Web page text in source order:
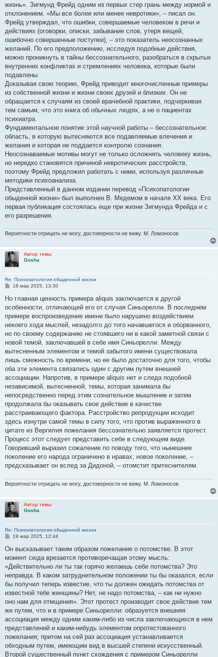
жизнь». Зигмунд Фрейд одним из первых стер грань между нормой и
отклонением. «Мы все более или менее невротики», – писал он.
Фрейд утверждал, что ошибки, совершаемые человеком в речи и
действиях (оговорки, описки, забывание слов, утеря вещей,
ошибочно совершенные поступки), – это показатель неосознанных
желаний. По его предположению, исследуя подобные действия,
можно проникнуть в тайны бессознательного, разобраться в скрытых
внутренних конфликтах и стремлениях человека, которые были
подавлены.
Доказывая свою теорию, Фрейд приводит многочисленные примеры
из собственной жизни и жизни своих друзей и близких. Он не
обращается к случаям из своей врачебной практики, подчеркивая
тем самым, что это книга об обычных людях, а не о пациентах
психиатра.
Фундаментальное понятие этой научной работы – бессознательное:
область, в которую вытесняются все подавляемые влечения и
желания и которая не поддается контролю сознания.
Неосознаваемые мотивы могут не только осложнять человеку жизнь,
но нередко становятся причиной невротических расстройств,
поэтому Фрейд предложил работать с ними, используя различные
методики психоанализа.
Представленный в данном издании перевод «Психопатологии
обыденной жизни» был выполнен В. Медемом в начале ХХ века. Его
первая публикация состоялась еще при жизни Зигмунда Фрейда и с
его разрешения.
Вероятности отрицать не могу, достоверности не вижу. М. Ломоносов
Автор темы
Gosha
Re: Психопатология обыденной жизни
С
о
щ
е
и
е
18 мар 2025, 13:30
Но главная ценность примера aliquis заключается в другой
особенности, отличающей его от случая Синьорелли. В последнем
примере воспроизведение имени было нарушено воздействием
некоего хода мыслей, незадолго до того начавшегося и оборванного,
но по своему содержанию не стоявшего ни в какой заметной связи с
новой темой, заключавшей в себе имя Синьорелли. Между
вытесненным элементом и темой забытого имени существовала
лишь смежность по времени, но ее было достаточно для того, чтобы
оба эти элемента связались один с другим путем внешней
ассоциации. Напротив, в примере aliquis нет и следа подобной
независимой, вытесненной, темы, которая занимала бы
непосредственно перед этим сознательное мышление и затем
продолжала бы оказывать свое действие в качестве
расстраивающего фактора. Расстройство репродукции исходит
здесь изнутри самой темы в силу того, что против выраженного в
цитате из Вергилия пожелания бессознательно заявляется протест.
Процесс этот следует представить себе в следующем виде.
Говоривший выразил сожаление по поводу того, что нынешнее
поколение его народа ограничено в нравах; новое поколение, –
предсказывает он вслед за Дидоной, – отомстит притеснителям.
Вероятности отрицать не могу, достоверности не вижу. М. Ломоносов
Автор темы
Gosha
Re: Психопатология обыденной жизни
С
о
щ
е
н
и
е
19 мар 2025, 12:44
Он высказывает таким образом пожелание о потомстве. В этот
момент сюда врезается противоречащая этому мысль:
«Действительно ли ты так горячо желаешь себе потомства? Это
неправда. В каком затруднительном положении ты бы оказался, если
бы получил теперь известие, что ты должен ожидать потомства от
известной тебе женщины? Нет, не надо потомства, – как ни нужно
оно нам для отмщения». Этот протест производит свое действие тем
же путем, что и в примере Синьорелли: образуется внешняя
ассоциация между одним каким-либо из числа заключающихся в нем
представлений и каким-нибудь элементом опротестованного
пожелания; притом на сей раз ассоциация устанавливается
обходным путем, имеющим вид в высшей степени искусственный.
Второй существенный пункт схождения с примером Синьорелли